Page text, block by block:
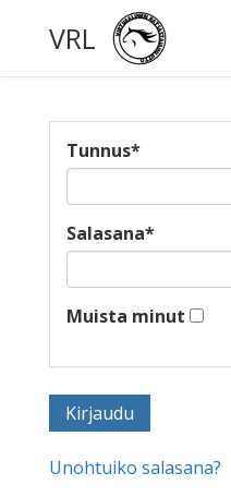
VRL
Tunnus*
Salasana*
Muista minut
Unohtuiko salasana?